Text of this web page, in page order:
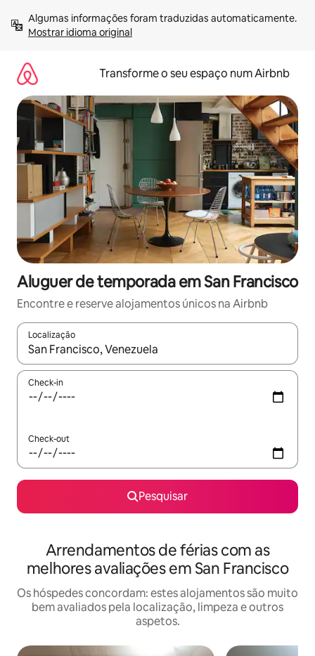
para
Mostrar idioma original
Transforme o seu espaço num Airbnb
Aluguer de temporada em San Francisco
Encontre e reserve alojamentos únicos na Airbnb
Localização
Quando os resultados estiverem disponíveis, navegue com
Check-in
Check-out
Pesquisar
Arrendamentos de férias com as
melhores avaliações em San Francisco
Os hóspedes concordam: estes alojamentos são muito
bem avaliados pela localização, limpeza e outros
aspetos.